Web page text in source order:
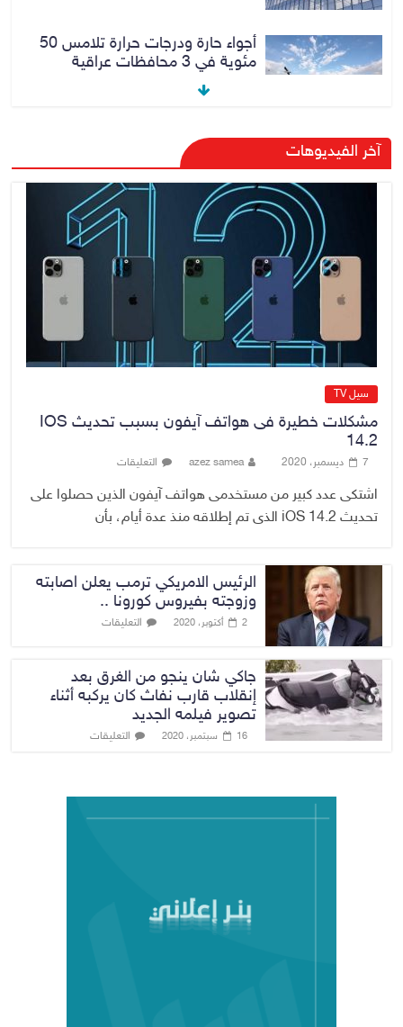
أجواء حارة ودرجات حرارة تلامس 50
مئوية في 3 محافظات عراقية
الزيدي يؤكد حرص الحكومة على
ترسيخ علاقات التعاون مع السعودية
7 أغسطس، 2026 No Comment
وزارة الداخلية: الحدود العراقية تشهد
مستوى عالياً من الأمن والاستقرار
7 أغسطس، 2026 No Comment
آخر الفيديوهات
سيل TV
مشكلات خطيرة فى هواتف آيفون بسبب تحديث IOS
14.2
7 ديسمبر، 2020 azez samea التعليقات
اشتكى عدد كبير من مستخدمى هواتف آيفون الذين حصلوا على
تحديث iOS 14.2 الذى تم إطلاقه منذ عدة أيام، بأن
الرئيس الامريكي ترمب يعلن اصابته
وزوجته بفيروس كورونا ..
2 أكتوبر، 2020 التعليقات
جاكي شان ينجو من الغرق بعد
إنقلاب قارب نفاث كان يركبه أثناء
تصوير فيلمه الجديد
16 سبتمبر، 2020 التعليقات